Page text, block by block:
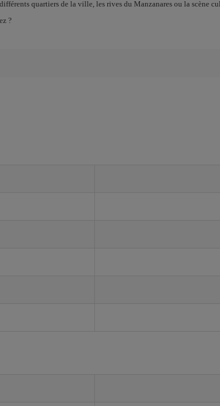
quartiers de la ville, les rives du Manzanares ou la scène
?